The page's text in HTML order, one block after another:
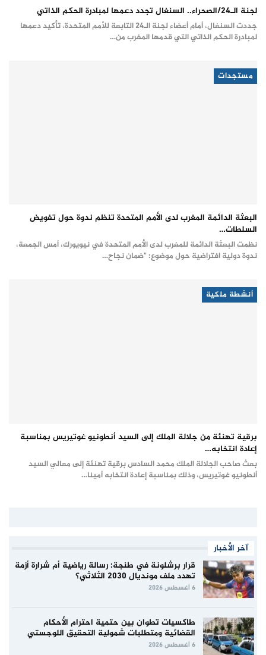
لجنة الـ24/الصحراء.. السنغال تجدد دعمها لمبادرة الحكم الذاتي
جددت السنغال، أمام أعضاء لجنة الـ24 التابعة للأمم المتحدة، تأكيد دعمها
لمبادرة الحكم الذاتي التي قدمها المغرب من…
مستجدات
البعثة الدائمة المغرب لدى الأمم المتحدة تنظم ندوة حول تفويض
السلطات…
نظمت البعثة الدائمة للمغرب لدى الأمم المتحدة في نيويورك، أمس الجمعة،
ندوة دولية افتراضية حول موضوع: "ضمان نجاح…
أنشطة ملكية
برقية تهنئة من جلالة الملك إلى السيد أنطونيو غوتيريس بمناسبة
إعادة انتخابه…
بعث صاحب الجلالة الملك محمد السادس برقية تهنئة إلى معالي السيد
أنطونيو غوتيريس، وذلك بمناسبة إعادة انتخابه أمينا…
آخر الأخبار
قرار برشلونة في طنجة: رسالة رياضية أم شرارة أزمة
تهدد ملف مونديال 2030 الثلاثي؟
6 أغسطس 2026
طاكسيات تطوان بين حتمية احترام الأحكام
القضائية ومتطلبات شمولية التحقيق اللوجستي
6 أغسطس 2026